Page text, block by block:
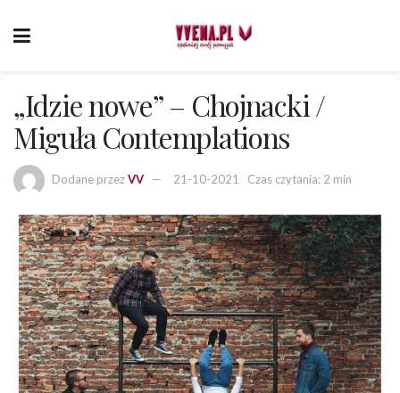
„Idzie nowe” – Chojnacki /
Miguła Contemplations
Dodane przezVV 21-10-2021 Czas czytania: 2 min